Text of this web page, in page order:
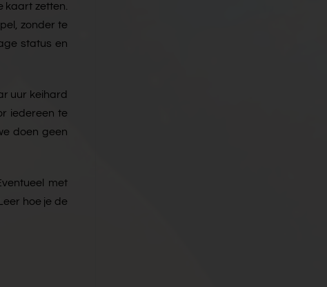
kaart zetten.
zonder te
status en
uur keihard
iedereen te
doen geen
met
hoe je de